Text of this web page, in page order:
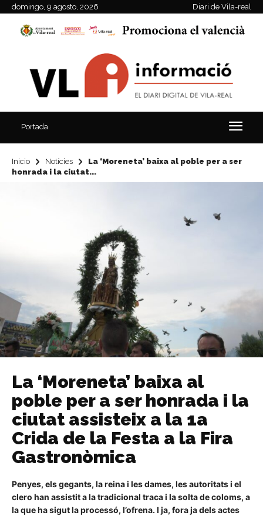
domingo, 9 agosto, 2026 Diari de Vila-real
Portada
Inicio Notícies
La ‘Moreneta’ baixa al poble per a ser
honrada i la ciutat...
La ‘Moreneta’ baixa al
poble per a ser honrada i la
ciutat assisteix a la 1a
Crida de la Festa a la Fira
Gastronòmica
Penyes, els gegants, la reina i les dames, les autoritats i el
clero han assistit a la tradicional traca i la solta de coloms, a
la que ha sigut la processó, l’ofrena. I ja, fora ja dels actes